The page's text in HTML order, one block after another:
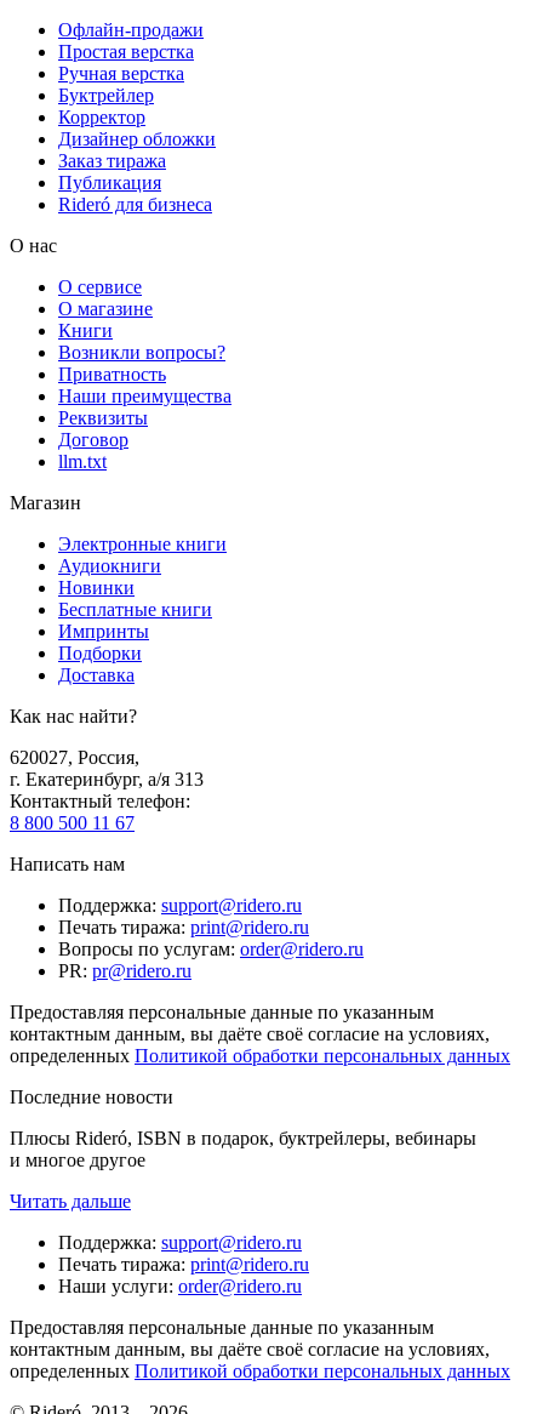
Офлайн-продажи
Простая верстка
Ручная верстка
Буктрейлер
Корректор
Дизайнер обложки
Заказ тиража
Публикация
Rideró для бизнеса
О нас
О сервисе
О магазине
Книги
Возникли вопросы?
Приватность
Наши преимущества
Реквизиты
Договор
llm.txt
Магазин
Электронные книги
Аудиокниги
Новинки
Бесплатные книги
Импринты
Подборки
Доставка
Как нас найти?
620027, Россия,
г. Екатеринбург, а/я 313
Контактный телефон:
8 800 500 11 67
Написать нам
Поддержка: support@ridero.ru
Печать тиража: print@ridero.ru
Вопросы по услугам: order@ridero.ru
PR: pr@ridero.ru
Предоставляя персональные данные по указанным
контактным данным, вы даёте своё согласие на условиях,
определенных Политикой обработки персональных данных
Последние новости
Плюсы Rideró, ISBN в подарок, буктрейлеры, вебинары
и многое другое
Читать дальше
Поддержка: support@ridero.ru
Печать тиража: print@ridero.ru
Наши услуги: order@ridero.ru
Предоставляя персональные данные по указанным
контактным данным, вы даёте своё согласие на условиях,
определенных Политикой обработки персональных данных